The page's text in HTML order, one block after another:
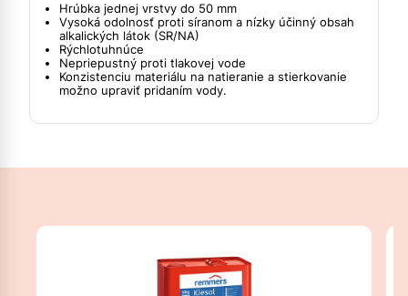
Hrúbka jednej vrstvy do 50 mm
Vysoká odolnosť proti síranom a nízky účinný obsah
alkalických látok (SR/NA)
Rýchlotuhnúce
Nepriepustný proti tlakovej vode
Konzistenciu materiálu na natieranie a stierkovanie
možno upraviť pridaním vody.